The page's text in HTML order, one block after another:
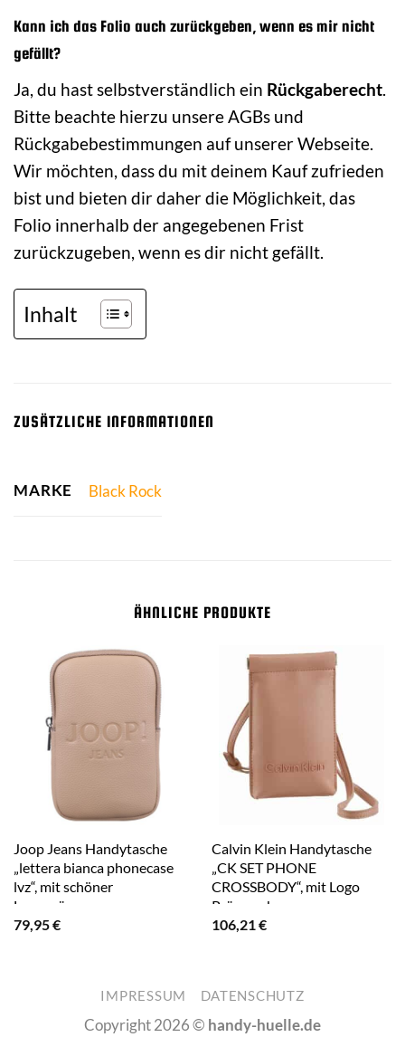
Kann ich das Folio auch zurückgeben, wenn es mir nicht
gefällt?
Ja, du hast selbstverständlich ein Rückgaberecht.
Bitte beachte hierzu unsere AGBs und
Rückgabebestimmungen auf unserer Webseite.
Wir möchten, dass du mit deinem Kauf zufrieden
bist und bieten dir daher die Möglichkeit, das
Folio innerhalb der angegebenen Frist
zurückzugeben, wenn es dir nicht gefällt.
Inhalt
ZUSÄTZLICHE INFORMATIONEN
MARKE Black Rock
ÄHNLICHE PRODUKTE
Joop Jeans Handytasche
„lettera bianca phonecase
lvz“, mit schöner
Logoprägung grau
79,95€
Calvin Klein Handytasche
„CK SET PHONE
CROSSBODY“, mit Logo
Prägung braun
106,21 €
IMPRESSUM DATENSCHUTZ
Copyright 2026 © handy-huelle.de